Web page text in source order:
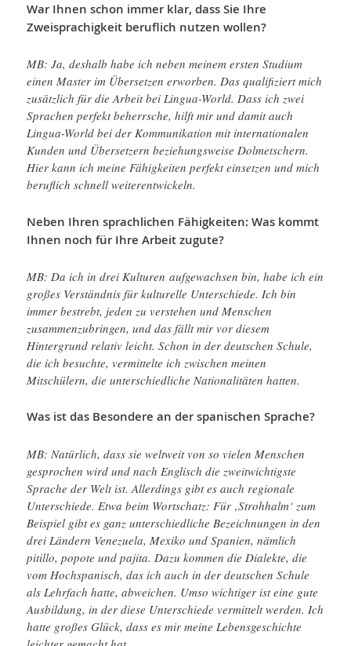
War Ihnen schon immer klar, dass Sie Ihre
Zweisprachigkeit beruflich nutzen wollen?
MB: Ja, deshalb habe ich neben meinem ersten Studium
einen Master im Übersetzen erworben. Das qualifiziert mich
zusätzlich für die Arbeit bei Lingua-World. Dass ich zwei
Sprachen perfekt beherrsche, hilft mir und damit auch
Lingua-World bei der Kommunikation mit internationalen
Kunden und Übersetzern beziehungsweise Dolmetschern.
Hier kann ich meine Fähigkeiten perfekt einsetzen und mich
beruflich schnell weiterentwickeln.
Neben Ihren sprachlichen Fähigkeiten: Was kommt
Ihnen noch für Ihre Arbeit zugute?
MB: Da ich in drei Kulturen aufgewachsen bin, habe ich ein
großes Verständnis für kulturelle Unterschiede. Ich bin
immer bestrebt, jeden zu verstehen und Menschen
zusammenzubringen, und das fällt mir vor diesem
Hintergrund relativ leicht. Schon in der deutschen Schule,
die ich besuchte, vermittelte ich zwischen meinen
Mitschülern, die unterschiedliche Nationalitäten hatten.
Was ist das Besondere an der spanischen Sprache?
MB: Natürlich, dass sie weltweit von so vielen Menschen
gesprochen wird und nach Englisch die zweitwichtigste
Sprache der Welt ist. Allerdings gibt es auch regionale
Unterschiede. Etwa beim Wortschatz: Für ‚Strohhalm‘ zum
Beispiel gibt es ganz unterschiedliche Bezeichnungen in den
drei Ländern Venezuela, Mexiko und Spanien, nämlich
pitillo, popote und pajita. Dazu kommen die Dialekte, die
vom Hochspanisch, das ich auch in der deutschen Schule
als Lehrfach hatte, abweichen. Umso wichtiger ist eine gute
Ausbildung, in der diese Unterschiede vermittelt werden. Ich
hatte großes Glück, dass es mir meine Lebensgeschichte